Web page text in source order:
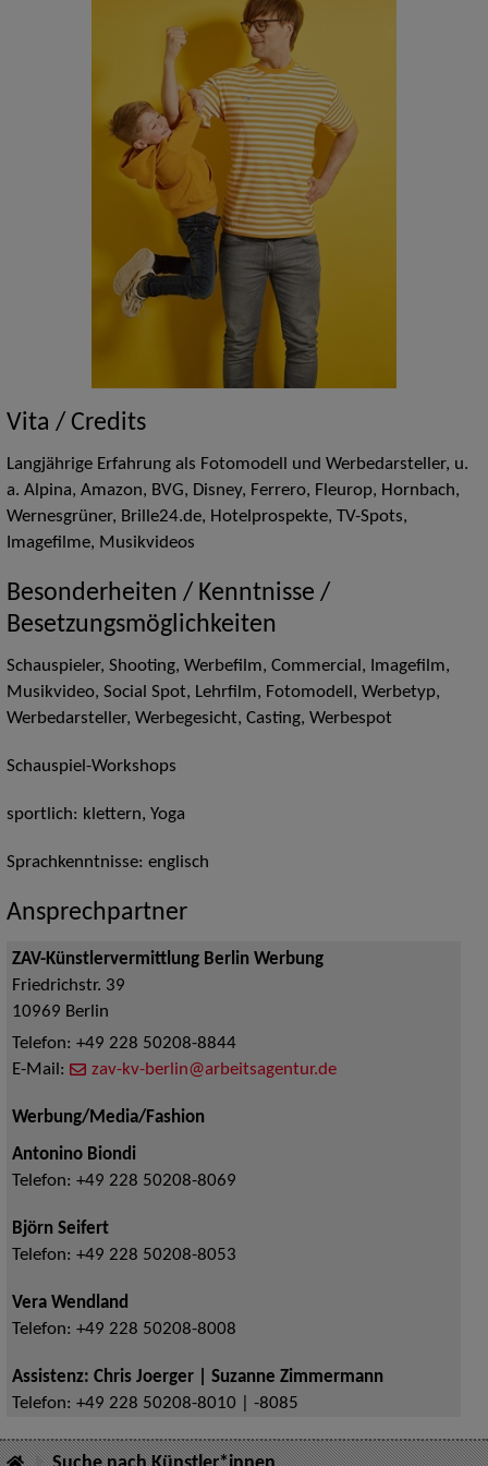
Vita / Credits
Langjährige Erfahrung als Fotomodell und Werbedarsteller, u.
a. Alpina, Amazon, BVG, Disney, Ferrero, Fleurop, Hornbach,
Wernesgrüner, Brille24.de, Hotelprospekte, TV-Spots,
Imagefilme, Musikvideos
Besonderheiten / Kenntnisse /
Besetzungsmöglichkeiten
Schauspieler, Shooting, Werbefilm, Commercial, Imagefilm,
Musikvideo, Social Spot, Lehrfilm, Fotomodell, Werbetyp,
Werbedarsteller, Werbegesicht, Casting, Werbespot
Schauspiel-Workshops
sportlich: klettern, Yoga
Sprachkenntnisse: englisch
Ansprechpartner
ZAV-Künstlervermittlung Berlin Werbung
Friedrichstr. 39
10969 Berlin
Telefon: +49 228 50208-8844
E-Mail:
zav-kv-berlin@arbeitsagentur.de
Werbung/Media/Fashion
Antonino Biondi
Telefon: +49 228 50208-8069
Björn Seifert
Telefon: +49 228 50208-8053
Vera Wendland
Telefon: +49 228 50208-8008
Assistenz: Chris Joerger | Suzanne Zimmermann
Telefon: +49 228 50208-8010 | -8085